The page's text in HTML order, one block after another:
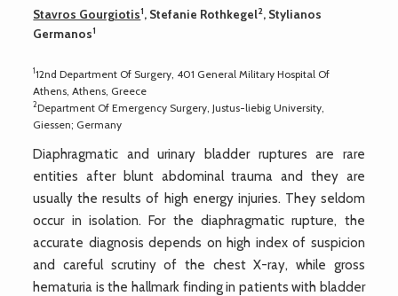
Stavros Gourgiotis1, Stefanie Rothkegel2, Stylianos
Germanos1
112nd Department Of Surgery, 401 General Military Hospital Of
Athens, Athens, Greece
2Department Of Emergency Surgery, Justus-liebig University,
Giessen; Germany
Diaphragmatic and urinary bladder ruptures are rare
entities after blunt abdominal trauma and they are
usually the results of high energy injuries. They seldom
occur in isolation. For the diaphragmatic rupture, the
accurate diagnosis depends on high index of suspicion
and careful scrutiny of the chest X-ray, while gross
hematuria is the hallmark finding in patients with bladder